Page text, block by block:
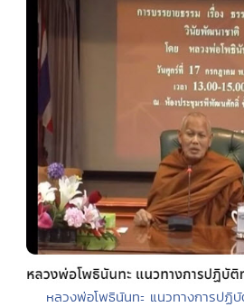
หลวงพ่อโพธินันทะ แนวทางการปฏิ